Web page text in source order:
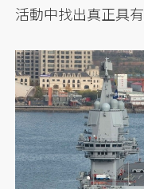
活動中找出真正具